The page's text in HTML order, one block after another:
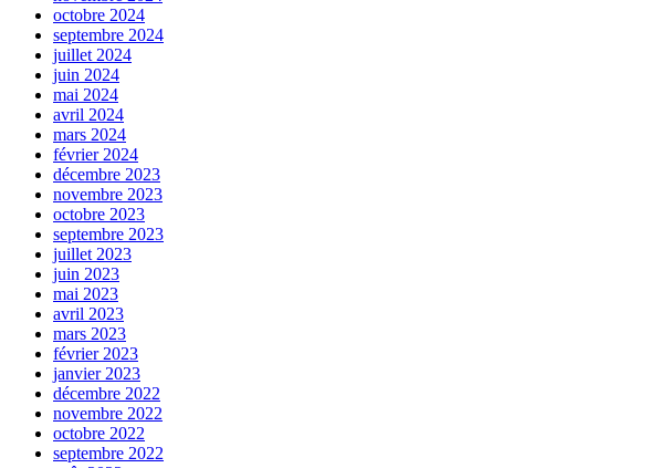
octobre 2024
septembre 2024
juillet 2024
juin 2024
mai 2024
avril 2024
mars 2024
février 2024
décembre 2023
novembre 2023
octobre 2023
septembre 2023
juillet 2023
juin 2023
mai 2023
avril 2023
mars 2023
février 2023
janvier 2023
décembre 2022
novembre 2022
octobre 2022
septembre 2022